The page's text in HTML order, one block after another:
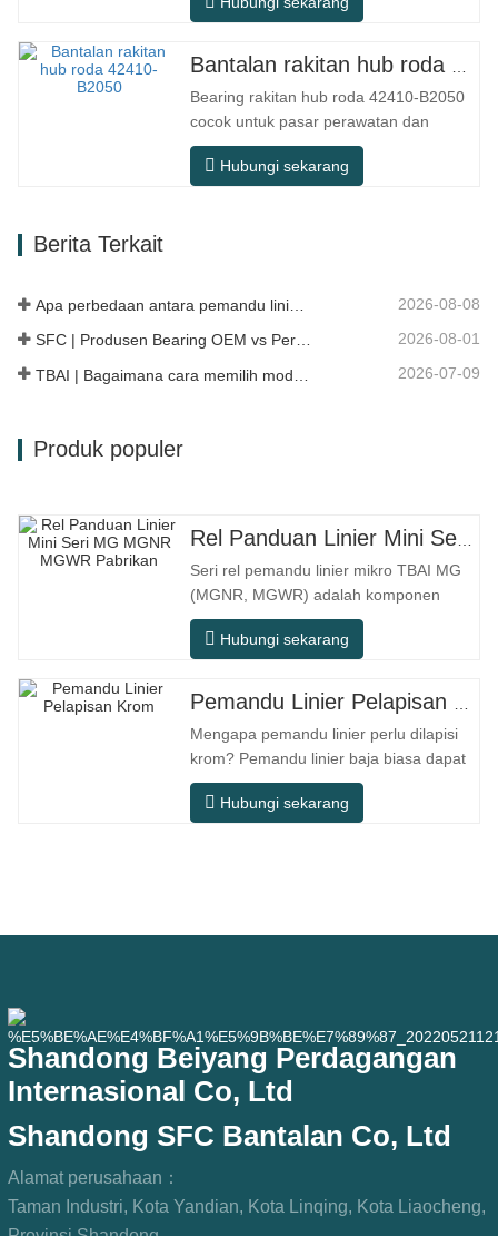
di lingkungan kering dalam ruangan
penggunaan praktis seperti peralatan
peralatan luar ruangan, bengkel
pemrosesan…
Bearing rakitan hub roda 42410-B2050
cocok untuk pasar perawatan dan
penggantian suku cadang otomotif
purna jual, memenuhi persyaratan
Hubungi sekarang
Berita Terkait
2026-08-08
SFC | Produsen Bearing OEM vs Perusahaan Dagang 2026-08-01
2026-07-09
Produk populer
Seri rel pemandu linier mikro TBAI MG
(MGNR, MGWR) adalah komponen
gerak linier berkinerja tinggi yang
dirancang khusus untuk peralatan
struktur yang ringkas, pengoperasian
yang halus, akurasi posisi yang tinggi,
dan ruang pemasangan yang kecil.
MGNR
Hubungi sekarang
Mengapa pemandu linier perlu dilapisi
krom? Pemandu linier baja biasa dapat
memenuhi kebutuhan operasional dasar
di lingkungan kering dalam ruangan
Hubungi sekarang
Shandong Beiyang Perdagangan
Internasional Co, Ltd
Shandong SFC Bantalan Co, Ltd
Alamat perusahaan：
Taman Industri, Kota Yandian, Kota Linqing, Kota Liaocheng,